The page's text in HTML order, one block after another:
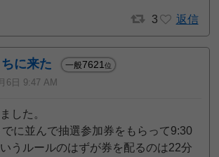
3 返信
に来た 一般7621位
6日 9:47 AM
した。
に並んで抽選参加券をもらって9:30
うルールのはずが券を配るのは22分